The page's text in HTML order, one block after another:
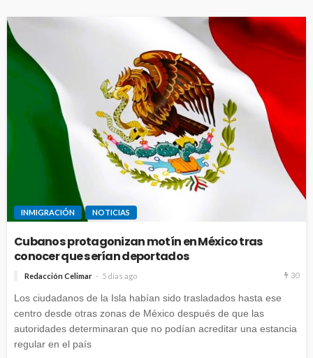
INMIGRACIÓN NOTICIAS
Cubanos protagonizan motín en México tras
conocer que serían deportados
Redacción Celimar 5 días ago 30
Los ciudadanos de la Isla habían sido trasladados hasta ese
centro desde otras zonas de México después de que las
autoridades determinaran que no podían acreditar una estancia
regular en el país